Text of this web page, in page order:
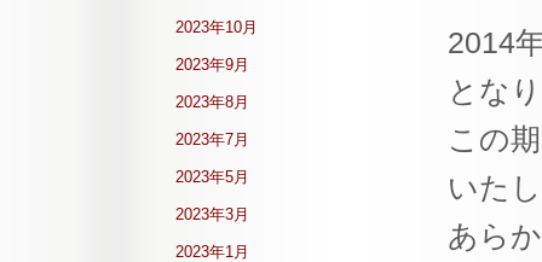
2014
とな
この
いた
あら
2023年10月
2023年9月
2023年8月
2023年7月
2023年5月
2023年3月
2023年1月